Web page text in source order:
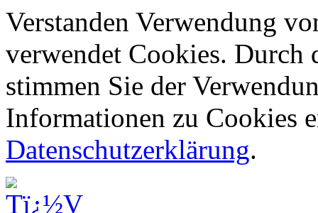
Verstanden Verwendung
verwendet Cookies. Durch
stimmen Sie der
Informationen zu Cookies
Datenschutzerklärung.